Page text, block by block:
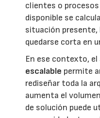
clientes o
disponible se
situación
quedarse corta en
En ese contexto, el
escalable permite
rediseñar toda la
aumenta el
de solución puede